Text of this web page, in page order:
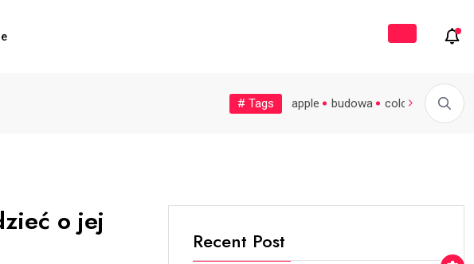
Małe, zapomniane miasteczka nad...
# Tags
sprzątanie world apple budowa colors cooking
o jej
Recent Post